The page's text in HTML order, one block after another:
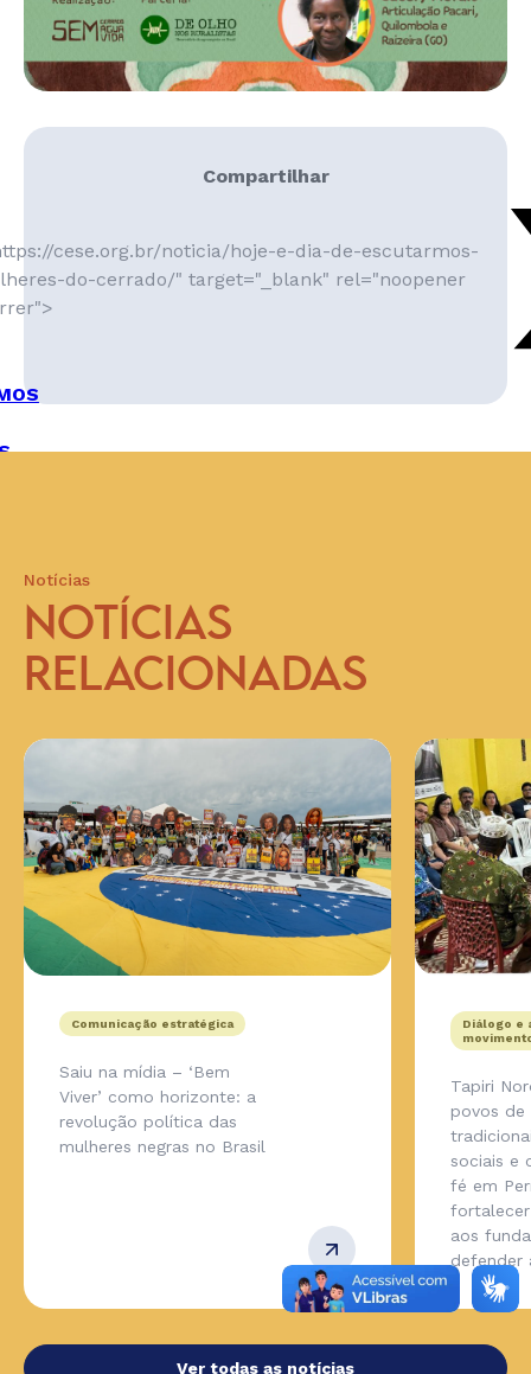
Compartilhar
cese.org.br/noticia/hoje-e-dia-de-escutarmos-
do-cerrado/" target="_blank" rel="noopener
Notícias
NOTÍCIAS
RELACIONADAS
Comunicação estratégica
Saiu na mídia – ‘Bem
Viver’ como horizonte: a
revolução política das
mulheres negras no Brasil
Diálogo e
Tapiri
povos de
sociais e
fé em
aos
defender
Ver todas as notícias